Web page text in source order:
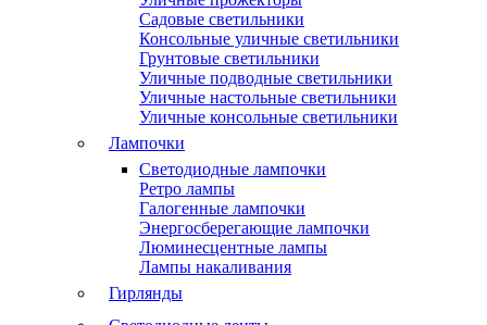
Садовые светильники
Консольные уличные светильники
Грунтовые светильники
Уличные подводные светильники
Уличные настольные светильники
Уличные консольные светильники
Лампочки
Светодиодные лампочки
Ретро лампы
Галогенные лампочки
Энергосберегающие лампочки
Люминесцентные лампы
Лампы накаливания
Гирлянды